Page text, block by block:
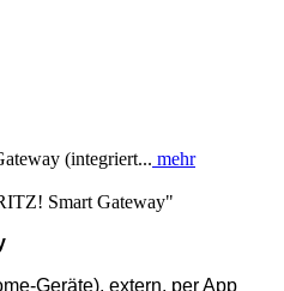
(integriert... mehr
Smart Gateway"
Geräte), extern, per App